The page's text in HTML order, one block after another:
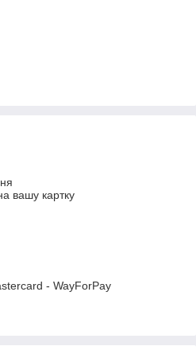
вашу картку
- WayForPay